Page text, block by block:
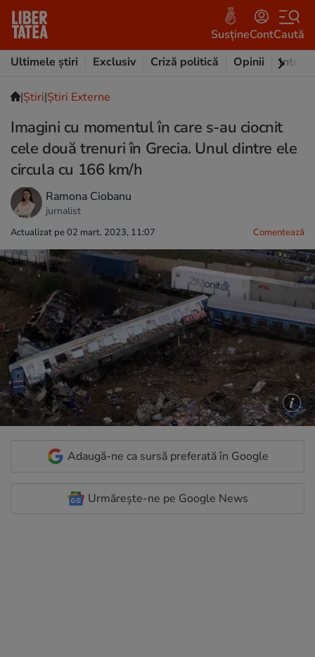
SusțineContCaută
Ultimele știri
Exclusiv Criză politică Opinii
|Ştiri|Știri Externe
Imagini cu momentul în care s-au ciocnit
cele două trenuri în Grecia. Unul dintre ele
circula cu 166 km/h
Ramona Ciobanu
jurnalist
Actualizat pe 02 mart. 2023, 11:07 Comentează
Adaugă-ne ca sursă preferată în Google
Urmărește-ne pe Google News